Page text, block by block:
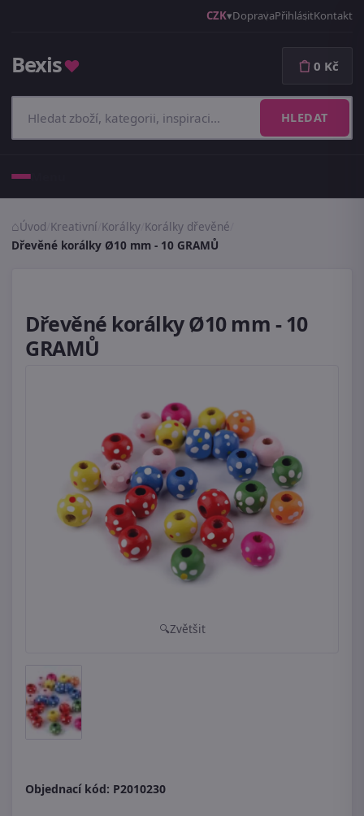
CZK DopravaPřihlásitKontakt
Bexis♥
HLEDAT
0 Kč
Úvod Kreativní Korálky Korálky dřevěné
Dřevěné korálky Ø10 mm - 10 GRAMŮ
Dřevěné korálky Ø10 mm - 10
GRAMŮ
Zvětšit
Objednací kód: P2010230